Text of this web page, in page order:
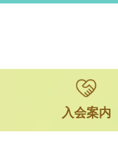
入会案内